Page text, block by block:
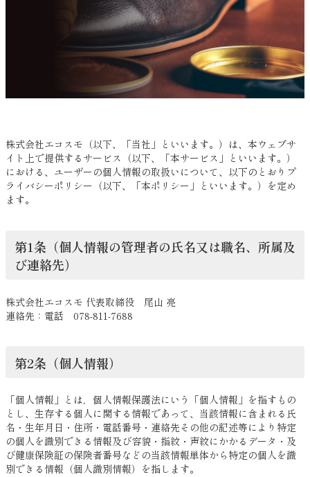
株式会社エコスモ（以下、「当社」といいます。）は、本ウェブサ
イト上で提供するサービス（以下、「本サービス」といいます。）
における、ユーザーの個人情報の取扱いについて、以下のとおりプ
ライバシーポリシー（以下、「本ポリシー」といいます。）を定め
ます。
第1条（個人情報の管理者の氏名又は職名、所属及
び連絡先）
株式会社エコスモ 代表取締役 尾山 亮
連絡先：電話 078-811-7688
第2条（個人情報）
「個人情報」とは，個人情報保護法にいう「個人情報」を指すもの
とし、生存する個人に関する情報であって、当該情報に含まれる氏
名・生年月日・住所・電話番号・連絡先その他の記述等により特定
の個人を識別できる情報及び容貌・指紋・声紋にかかるデータ・及
び健康保険証の保険者番号などの当該情報単体から特定の個人を識
別できる情報（個人識別情報）を指します。